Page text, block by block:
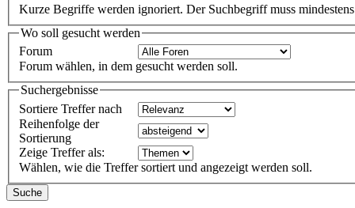
Kurze Begriffe werden ignoriert. Der Suchbegriff muss
Wo soll gesucht werden
Forum
Forum wählen, in dem gesucht werden soll.
Suchergebnisse
Sortiere Treffer nach
Reihenfolge der
Sortierung
Zeige Treffer als:
Wählen, wie die Treffer sortiert und angezeigt werden soll.